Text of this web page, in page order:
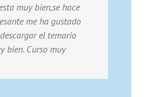
muy bien,se hace
me ha gustado
el temario
bien. Curso muy